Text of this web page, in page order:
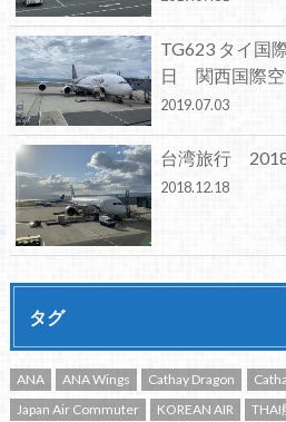
TG623 タイ国
日 関西国際
2019.07.03
台湾旅行
2018.12.18
タグ
ANA ANA Wings Cathay Dragon
Japan Air Commuter
KOREAN AIR THAI